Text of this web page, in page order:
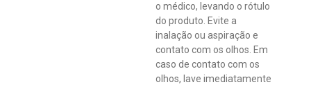
o médico, levando o rótulo
do produto. Evite a
inalação ou aspiração e
contato com os olhos. Em
caso de contato com os
olhos, lave imediatamente